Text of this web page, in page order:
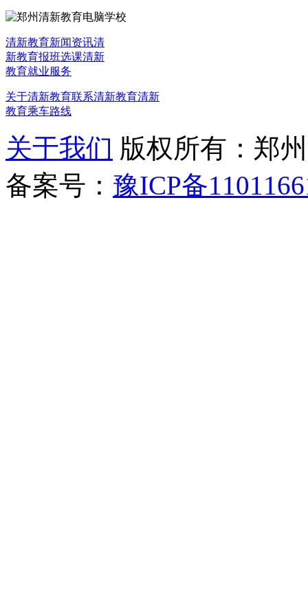
清新教育新闻资讯清
新教育报班选课清新
教育就业服务
关于清新教育联系清新教育清新
教育乘车路线
关于我们 版权所有：郑
备案号： 豫ICP备